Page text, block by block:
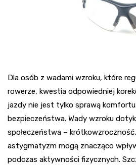
Dla osób z wadami wzroku, które
rowerze, kwestia odpowiedniej
jazdy nie jest tylko sprawą
bezpieczeństwa. Wady wzroku
społeczeństwa –
astygmatyzm mogą znacząco
podczas aktywności fizycznych.